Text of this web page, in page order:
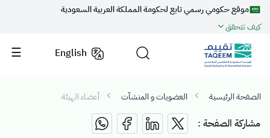
موقع حكومي رسمي تابع لحكومة المملكة العربية السعودية
كيف تتحقق
English
الصفحة الرئيسية العضويات و المنشآت أعضاء الهيئة
مشاركة الصفحة :